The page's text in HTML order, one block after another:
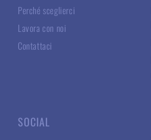
Perché sceglierci
Lavora con noi
Contattaci
SOCIAL